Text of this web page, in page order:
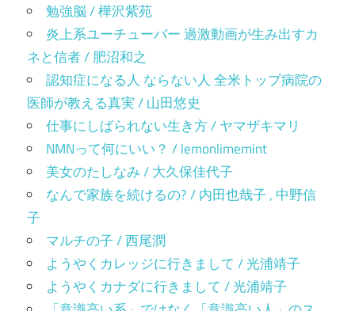
勉強脳 / 樺沢紫苑
炎上系ユーチューバー 過激動画が生み出すカ
ネと信者 / 肥沼和之
認知症になる人 ならない人 全米トップ病院の
医師が教える真実 / 山田悠史
仕事にしばられない生き方 / ヤマザキマリ
NMNって何にいい？ / lemonlimemint
美女のたしなみ / 大久保佳代子
なんで家族を続けるの? / 内田也哉子 , 中野信
子
マルチの子 / 西尾潤
ようやくカレッジに行きまして / 光浦靖子
ようやくカナダに行きまして / 光浦靖子